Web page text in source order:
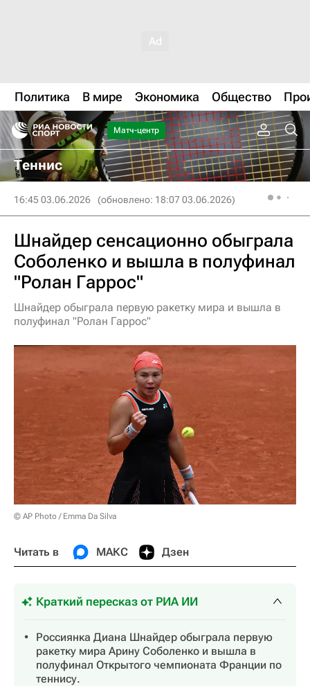
Политика В мире Экономика Общество
Матч-центр
Теннис
16:45 03.06.2026 (обновлено: 18:07 03.06.2026)
Шнайдер сенсационно обыграла
Соболенко и вышла в полуфинал
"Ролан Гаррос"
Шнайдер обыграла первую ракетку мира и вышла в
полуфинал "Ролан Гаррос"
© AP Photo / Emma Da Silva
Читать в МАКС Дзен
Краткий пересказ от РИА ИИ
Россиянка Диана Шнайдер обыграла первую
ракетку мира Арину Соболенко и вышла в
полуфинал Открытого чемпионата Франции по
теннису.